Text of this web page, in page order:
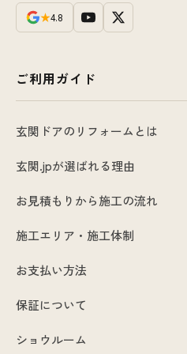
★4.8
ご利用ガイド
玄関ドアのリフォームとは
玄関.jpが選ばれる理由
お見積もりから施工の流れ
施工エリア・施工体制
お支払い方法
保証について
ショウルーム